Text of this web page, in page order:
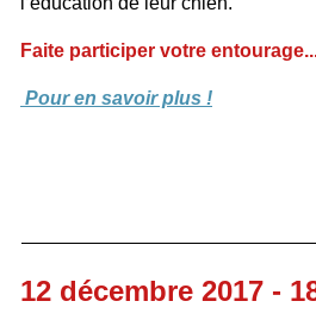
Faite participer votre
Pour en savoir plus !
12 décembre 2017 -